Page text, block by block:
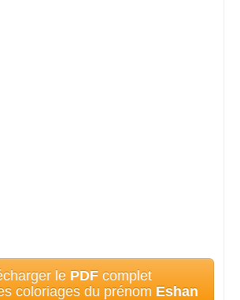
le PDF complet
coloriages du prénom Eshan